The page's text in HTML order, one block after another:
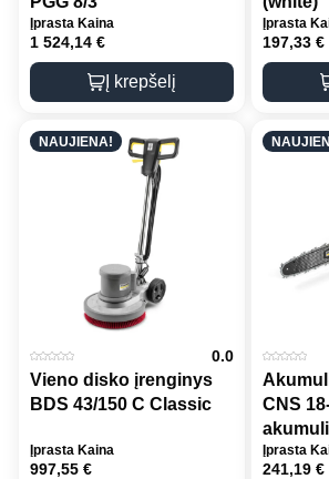
Įprasta Kaina
1 524,14 €
Į krepšelį
Įprasta
197,33 €
NAUJIENA!
0.0
Vieno disko įrenginys
BDS 43/150 C Classic
Įprasta Kaina
997,55 €
CNS
Įprasta
241,19 €